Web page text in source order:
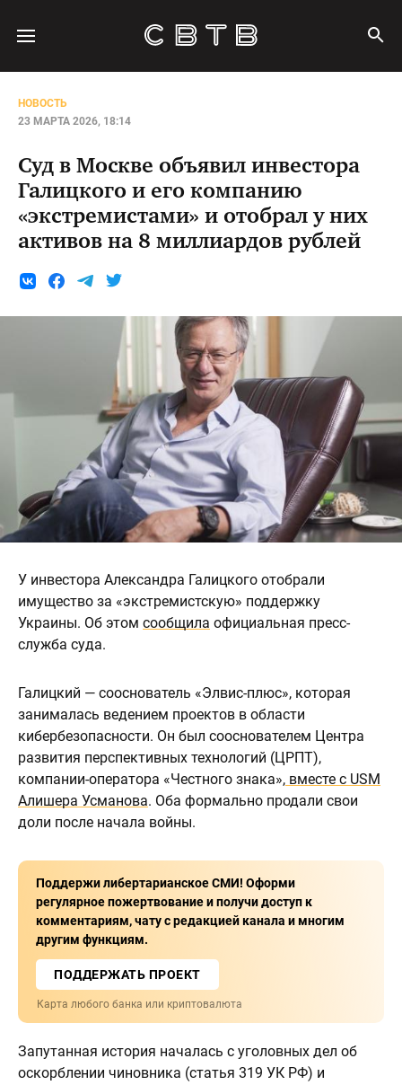
НОВОСТЬ
23 МАРТА 2026, 18:14
Суд в Москве объявил инвестора
Галицкого и его компанию
«экстремистами» и отобрал у них
активов на 8 миллиардов рублей
У инвестора Александра Галицкого отобрали
имущество за «экстремистскую» поддержку
Украины. Об этом сообщила официальная пресс-
служба суда.
Галицкий — сооснователь «Элвис-плюс», которая
занималась ведением проектов в области
кибербезопасности. Он был сооснователем Центра
развития перспективных технологий (ЦРПТ),
компании-оператора «Честного знака», вместе с USM
Алишера Усманова. Оба формально продали свои
доли после начала войны.
Поддержи либертарианское СМИ! Оформи
регулярное пожертвование и получи доступ к
комментариям, чату с редакцией канала и многим
другим функциям.
ПОДДЕРЖАТЬ ПРОЕКТ
Карта любого банка или криптовалюта
Запутанная история началась с уголовных дел об
оскорблении чиновника (статья 319 УК РФ) и